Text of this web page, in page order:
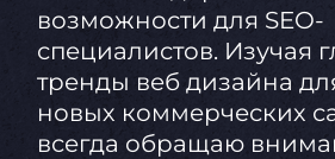
возможности для SEO-
специалистов. Изучая
тренды веб дизайна
новых коммерческих
всегда обращаю